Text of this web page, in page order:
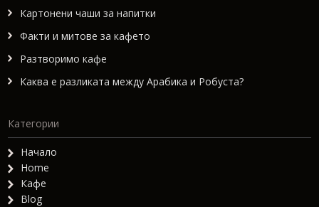
Картонени чаши за напитки
Факти и митове за кафето
Разтворимо кафе
Каква е разликата между Арабика и Робуста?
Категории
Начало
Home
Кафе
Blog